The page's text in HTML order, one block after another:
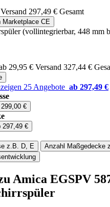
297,49 € Gesamt
Marketplace CE
(vollintegrierbar, 448 mm
29,95 € Versand 327,44 €
25 Angebote ab 297,49 €
€
297,49 €
z.B. D, E Anzahl Maßgedecke
Amica EGSPV